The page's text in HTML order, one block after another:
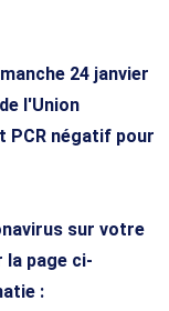
24 janvier
l'Union
PCR négatif pour
sur votre
la page ci-
: